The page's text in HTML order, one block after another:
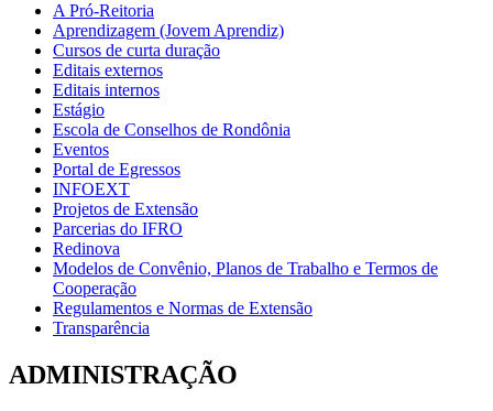
A Pró-Reitoria
Aprendizagem (Jovem Aprendiz)
Cursos de curta duração
Editais externos
Editais internos
Estágio
Escola de Conselhos de Rondônia
Eventos
Portal de Egressos
INFOEXT
Projetos de Extensão
Parcerias do IFRO
Redinova
Modelos de Convênio, Planos de Trabalho e Termos de
Cooperação
Regulamentos e Normas de Extensão
Transparência
ADMINISTRAÇÃO